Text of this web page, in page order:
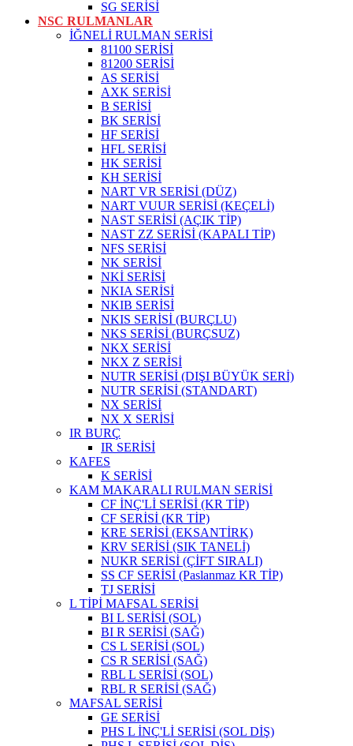
SG SERİSİ
NSC RULMANLAR
İĞNELİ RULMAN SERİSİ
81100 SERİSİ
81200 SERİSİ
AS SERİSİ
AXK SERİSİ
B SERİSİ
BK SERİSİ
HF SERİSİ
HFL SERİSİ
HK SERİSİ
KH SERİSİ
NART VR SERİSİ (DÜZ)
NART VUUR SERİSİ (KEÇELİ)
NAST SERİSİ (AÇIK TİP)
NAST ZZ SERİSİ (KAPALI TİP)
NFS SERİSİ
NK SERİSİ
NKİ SERİSİ
NKIA SERİSİ
NKIB SERİSİ
NKIS SERİSİ (BURÇLU)
NKS SERİSİ (BURÇSUZ)
NKX SERİSİ
NKX Z SERİSİ
NUTR SERİSİ (DIŞI BÜYÜK SERİ)
NUTR SERİSİ (STANDART)
NX SERİSİ
NX X SERİSİ
IR BURÇ
IR SERİSİ
KAFES
K SERİSİ
KAM MAKARALI RULMAN SERİSİ
CF İNÇ'Lİ SERİSİ (KR TİP)
CF SERİSİ (KR TİP)
KRE SERİSİ (EKSANTİRK)
KRV SERİSİ (SIK TANELİ)
NUKR SERİSİ (ÇİFT SIRALI)
SS CF SERİSİ (Paslanmaz KR TİP)
TJ SERİSİ
L TİPİ MAFSAL SERİSİ
BI L SERİSİ (SOL)
BI R SERİSİ (SAĞ)
CS L SERİSİ (SOL)
CS R SERİSİ (SAĞ)
RBL L SERİSİ (SOL)
RBL R SERİSİ (SAĞ)
MAFSAL SERİSİ
GE SERİSİ
PHS L İNÇ'Lİ SERİSİ (SOL DİŞ)